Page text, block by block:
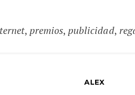
, premios, publicidad,
ALEX